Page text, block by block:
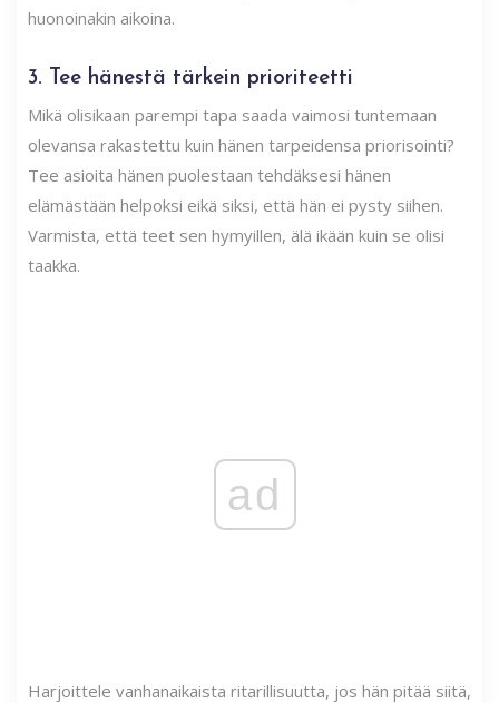
huonoinakin aikoina.
3. Tee hänestä tärkein prioriteetti
Mikä olisikaan parempi tapa saada vaimosi tuntemaan
olevansa rakastettu kuin hänen tarpeidensa priorisointi?
Tee asioita hänen puolestaan ​​tehdäksesi hänen
elämästään helpoksi eikä siksi, että hän ei pysty siihen.
Varmista, että teet sen hymyillen, älä ikään kuin se olisi
taakka.
ad
Harjoittele vanhanaikaista ritarillisuutta, jos hän pitää siitä,